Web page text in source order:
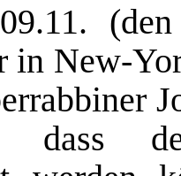
in New-
dass